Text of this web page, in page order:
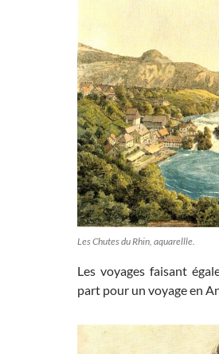
Les Chutes du Rhin, aquarellle.
Les voyages faisant
part pour un voyage en